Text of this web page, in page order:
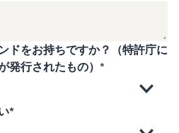
ドをお持ちですか？（特許庁に
発行されたもの） *
*